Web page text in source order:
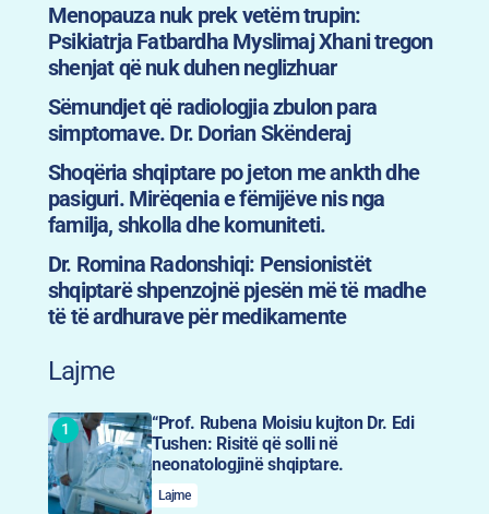
Menopauza nuk prek vetëm trupin:
Psikiatrja Fatbardha Myslimaj Xhani tregon
shenjat që nuk duhen neglizhuar
Sëmundjet që radiologjia zbulon para
simptomave. Dr. Dorian Skënderaj
Shoqëria shqiptare po jeton me ankth dhe
pasiguri. Mirëqenia e fëmijëve nis nga
familja, shkolla dhe komuniteti.
Dr. Romina Radonshiqi: Pensionistët
shqiptarë shpenzojnë pjesën më të madhe
të të ardhurave për medikamente
Lajme
“Prof. Rubena Moisiu kujton Dr. Edi
Tushen: Risitë që solli në
neonatologjinë shqiptare.
Lajme